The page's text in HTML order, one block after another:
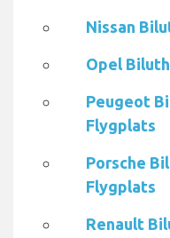
Nissan
Opel
Peugeot
Flygplats
Porsche
Flygplats
Renault